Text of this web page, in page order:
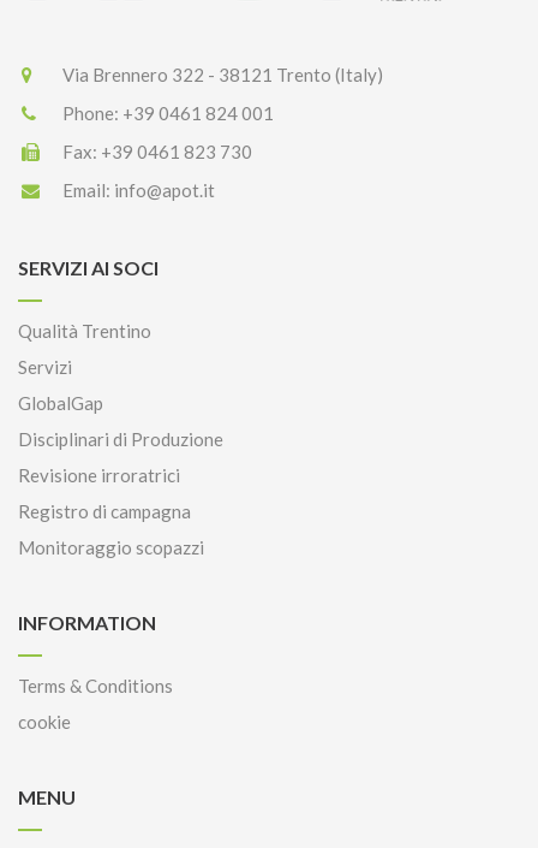
Via Brennero 322 - 38121 Trento (Italy)
Phone: +39 0461 824 001
Fax: +39 0461 823 730
Email: info@apot.it
SERVIZI AI SOCI
Qualità Trentino
Servizi
GlobalGap
Disciplinari di Produzione
Revisione irroratrici
Registro di campagna
Monitoraggio scopazzi
INFORMATION
Terms & Conditions
cookie
MENU